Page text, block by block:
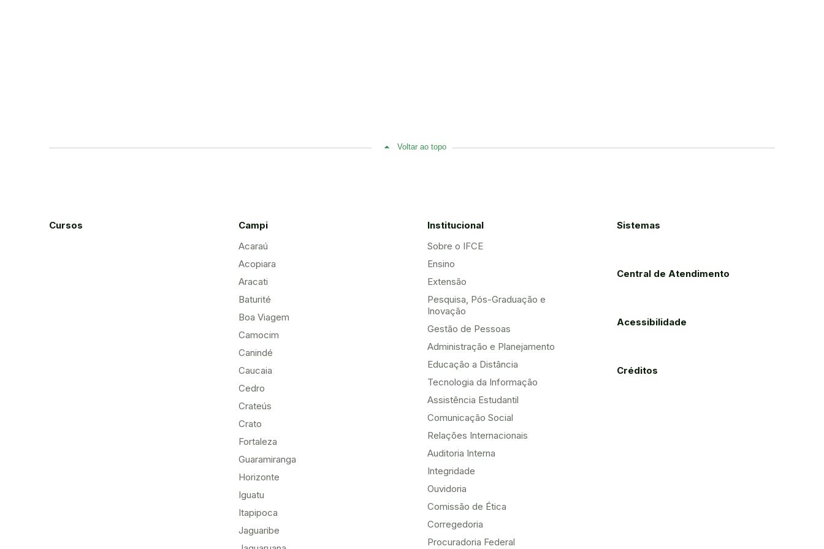
Voltar ao topo
Cursos
Campi
Acaraú
Acopiara
Aracati
Baturité
Boa Viagem
Camocim
Canindé
Caucaia
Cedro
Crateús
Crato
Fortaleza
Guaramiranga
Horizonte
Iguatu
Itapipoca
Jaguaribe
Institucional
Sobre o IFCE
Ensino
Extensão
Pesquisa, Pós-Graduação e
Inovação
Gestão de Pessoas
Administração e Planejamento
Educação a Distância
Tecnologia da Informação
Assistência Estudantil
Comunicação Social
Relações Internacionais
Auditoria Interna
Integridade
Ouvidoria
Comissão de Ética
Corregedoria
Procuradoria Federal
Sistemas
Central de Atendimento
Acessibilidade
Créditos